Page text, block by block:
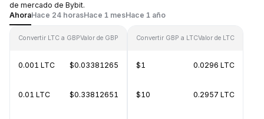
de mercado de Bybit.
AhoraHace 24 horasHace 1 mesHace 1 año
Convertir LTC a GBPValor de GBP
0.001 LTC $0.03381265
0.01 LTC $0.33812651
Convertir GBP a LTCValor de LTC
$1 0.0296 LTC
$10 0.2957 LTC